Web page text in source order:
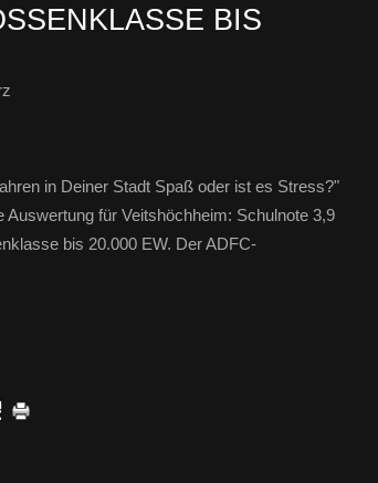
BIS 2
in Deiner Stadt Spaß oder ist es Stress?"
für Veitshöchheim: Schulnote 3,9
bis 20.000 EW. Der ADFC-